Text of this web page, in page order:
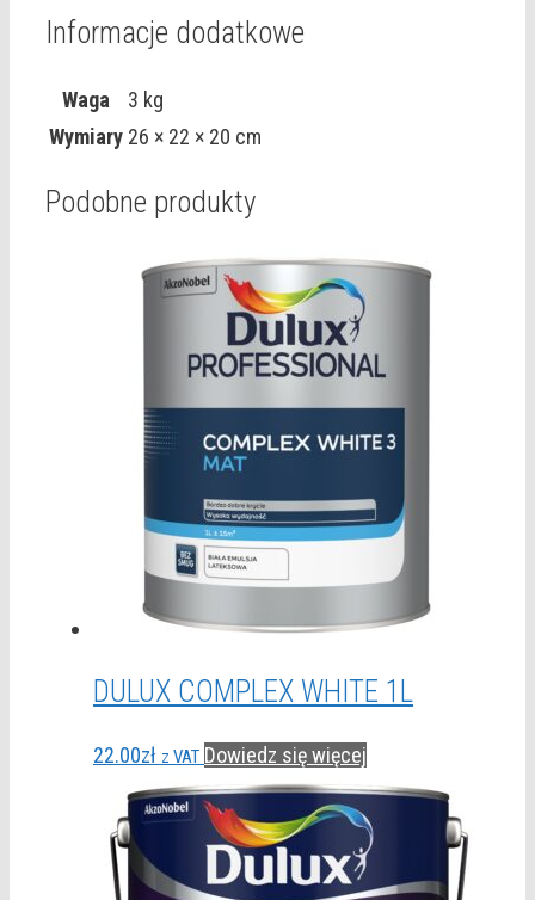
Informacje dodatkowe
Waga
3 kg
Wymiary 26 × 22 × 20 cm
Podobne produkty
DULUX COMPLEX WHITE 1L
22.00zł z VAT Dowiedz się więcej